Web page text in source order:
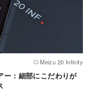
Meizu 20 Infinity
：細部にこだわりが